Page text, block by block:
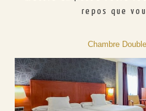
repos que
Chambre